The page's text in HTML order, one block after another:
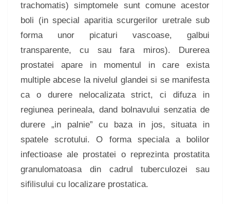
trachomatis) simptomele sunt comune acestor
boli (in special aparitia scurgerilor uretrale sub
forma unor picaturi vascoase, galbui
transparente, cu sau fara miros). Durerea
prostatei apare in momentul in care exista
multiple abcese la nivelul glandei si se manifesta
ca o durere nelocalizata strict, ci difuza in
regiunea perineala, dand bolnavului senzatia de
durere „in palnie” cu baza in jos, situata in
spatele scrotului. O forma speciala a bolilor
infectioase ale prostatei o reprezinta prostatita
granulomatoasa din cadrul tuberculozei sau
sifilisului cu localizare prostatica.